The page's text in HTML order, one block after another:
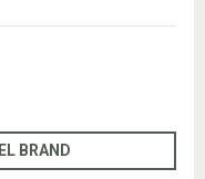
BRAND